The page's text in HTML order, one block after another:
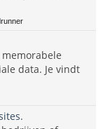
data. Je vindt